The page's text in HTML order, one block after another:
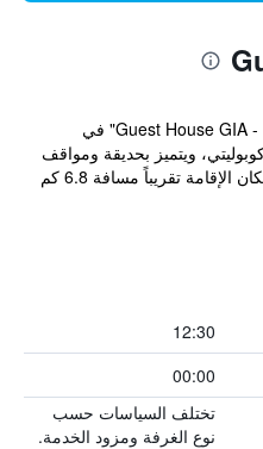
يقع مكان إقامة "Guest House GIA - Bagrationi St # 42" في
من شاطئ كوبوليتي، ويتميز بحديقة ومواقف
خاصة للسيارات مجاناً وتراس. يبعد مكان الإقامة تقريباً مسافة 6.8 كم
12:30
00:00
تختلف السياسات حسب
نوع الغرفة ومزود الخدمة.